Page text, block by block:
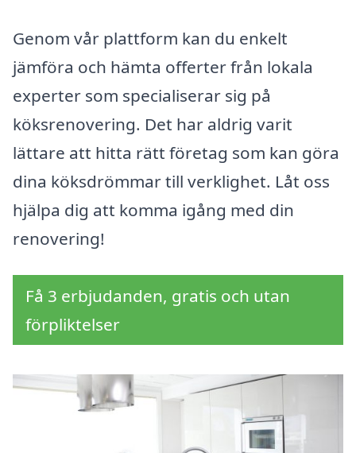
Genom vår plattform kan du enkelt
jämföra och hämta offerter från lokala
experter som specialiserar sig på
köksrenovering. Det har aldrig varit
lättare att hitta rätt företag som kan göra
dina köksdrömmar till verklighet. Låt oss
hjälpa dig att komma igång med din
renovering!
Få 3 erbjudanden, gratis och utan
förpliktelser